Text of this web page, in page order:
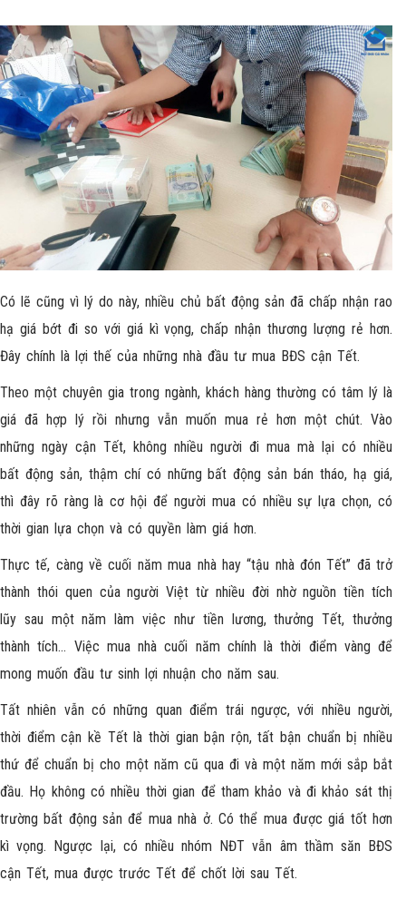
Có lẽ cũng vì lý do này, nhiều chủ bất động sản đã chấp nhận rao
hạ giá bớt đi so với giá kì vọng, chấp nhận thương lượng rẻ hơn.
Đây chính là lợi thế của những nhà đầu tư mua BĐS cận Tết.
Theo một chuyên gia trong ngành, khách hàng thường có tâm lý là
giá đã hợp lý rồi nhưng vẫn muốn mua rẻ hơn một chút. Vào
những ngày cận Tết, không nhiều người đi mua mà lại có nhiều
bất động sản, thậm chí có những bất động sản bán tháo, hạ giá,
thì đây rõ ràng là cơ hội để người mua có nhiều sự lựa chọn, có
thời gian lựa chọn và có quyền làm giá hơn.
Thực tế, càng về cuối năm mua nhà hay “tậu nhà đón Tết” đã trở
thành thói quen của người Việt từ nhiều đời nhờ nguồn tiền tích
lũy sau một năm làm việc như tiền lương, thưởng Tết, thưởng
thành tích… Việc mua nhà cuối năm chính là thời điểm vàng để
mong muốn đầu tư sinh lợi nhuận cho năm sau.
Tất nhiên vẫn có những quan điểm trái ngược, với nhiều người,
thời điểm cận kề Tết là thời gian bận rộn, tất bận chuẩn bị nhiều
thứ để chuẩn bị cho một năm cũ qua đi và một năm mới sắp bắt
đầu. Họ không có nhiều thời gian để tham khảo và đi khảo sát thị
trường bất động sản để mua nhà ở. Có thể mua được giá tốt hơn
kì vọng. Ngược lại, có nhiều nhóm NĐT vẫn âm thầm săn BĐS
cận Tết, mua được trước Tết để chốt lời sau Tết.